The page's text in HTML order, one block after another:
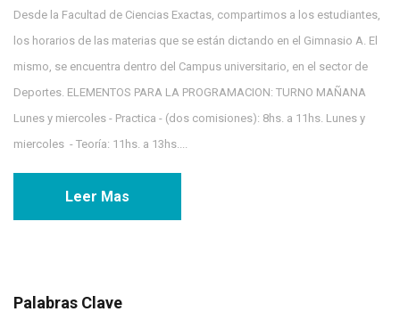
Desde la Facultad de Ciencias Exactas, compartimos a los estudiantes,
los horarios de las materias que se están dictando en el Gimnasio A. El
mismo, se encuentra dentro del Campus universitario, en el sector de
Deportes. ELEMENTOS PARA LA PROGRAMACION: TURNO MAÑANA
Lunes y miercoles - Practica - (dos comisiones): 8hs. a 11hs. Lunes y
miercoles - Teoría: 11hs. a 13hs....
Leer Mas
Palabras Clave